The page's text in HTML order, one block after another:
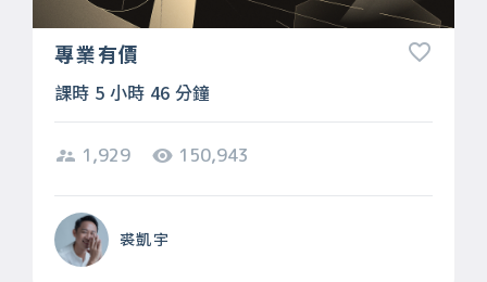
專業有價
課時 5 小時 46 分鐘
1,929 150,943
裘凱宇